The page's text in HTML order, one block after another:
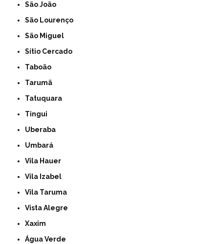
São João
São Lourenço
São Miguel
Sítio Cercado
Taboão
Tarumã
Tatuquara
Tingui
Uberaba
Umbará
Vila Hauer
Vila Izabel
Vila Taruma
Vista Alegre
Xaxim
Água Verde